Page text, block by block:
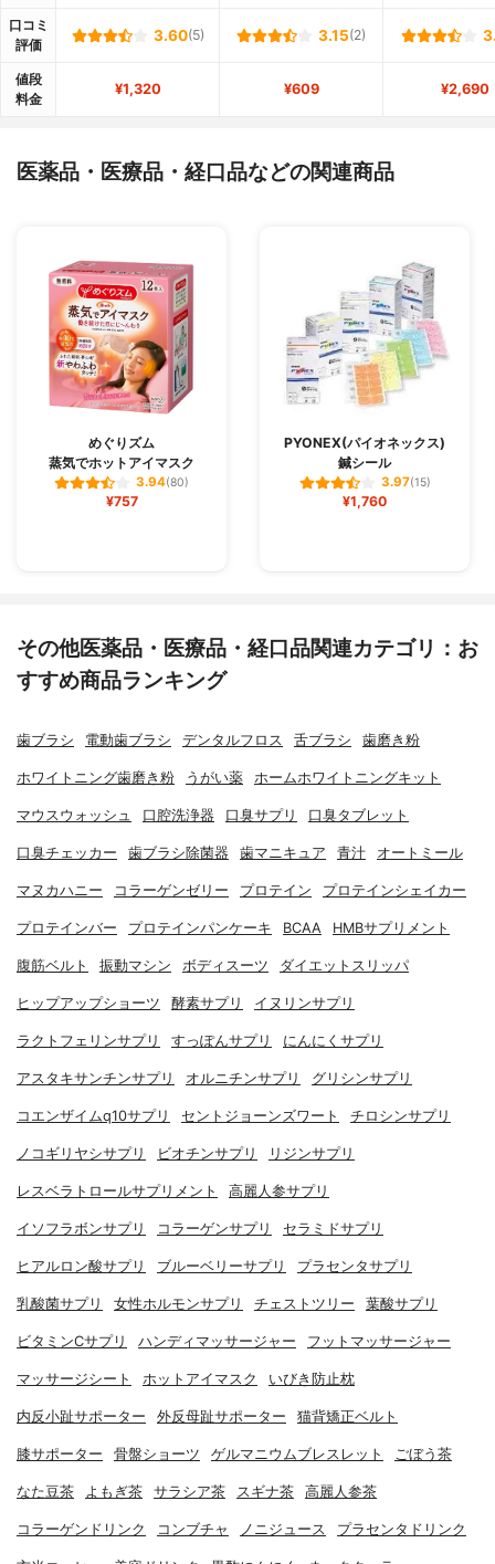
口コミ
評価
3.60(5) 3.15(2)
値段
料金
¥1,320 ¥609 ¥2,690
医薬品・医療品・経口品などの関連商品
めぐりズム
蒸気でホットアイマスク
3.94(80)
¥757
PYONEX(パイオネックス)
鍼シール
3.97(15)
¥1,760
その他医薬品・医療品・経口品関連カテゴリ：お
すすめ商品ランキング
歯ブラシ 電動歯ブラシ デンタルフロス 舌ブラシ 歯磨き粉
ホワイトニング歯磨き粉 うがい薬 ホームホワイトニングキット
マウスウォッシュ 口腔洗浄器 口臭サプリ 口臭タブレット
口臭チェッカー 歯ブラシ除菌器 歯マニキュア 青汁 オートミール
マヌカハニー コラーゲンゼリー プロテイン プロテインシェイカー
プロテインバー プロテインパンケーキ BCAA HMBサプリメント
腹筋ベルト 振動マシン ボディスーツ ダイエットスリッパ
ヒップアップショーツ 酵素サプリ イヌリンサプリ
ラクトフェリンサプリ すっぽんサプリ にんにくサプリ
アスタキサンチンサプリ オルニチンサプリ グリシンサプリ
コエンザイムq10サプリ セントジョーンズワート チロシンサプリ
ノコギリヤシサプリ ビオチンサプリ リジンサプリ
レスベラトロールサプリメント 高麗人参サプリ
イソフラボンサプリ コラーゲンサプリ セラミドサプリ
ヒアルロン酸サプリ ブルーベリーサプリ プラセンタサプリ
乳酸菌サプリ 女性ホルモンサプリ チェストツリー 葉酸サプリ
ビタミンCサプリ ハンディマッサージャー フットマッサージャー
マッサージシート ホットアイマスク いびき防止枕
内反小趾サポーター 外反母趾サポーター 猫背矯正ベルト
膝サポーター 骨盤ショーツ ゲルマニウムブレスレット ごぼう茶
なた豆茶 よもぎ茶 サラシア茶 スギナ茶 高麗人参茶
コラーゲンドリンク コンブチャ ノニジュース プラセンタドリンク